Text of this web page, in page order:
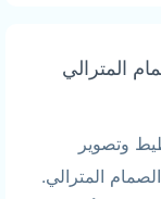
المترالي
وتصوير
المترالي.